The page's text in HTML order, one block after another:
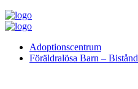
Adoptionscentrum
Föräldralösa Barn – Bistånd